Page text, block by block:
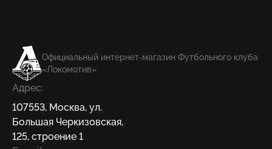
Официальный интернет-магазин Футбольного клуба
«Локомотив»
Адрес:
107553, Москва, ул.
Большая Черкизовская,
125, строение 1